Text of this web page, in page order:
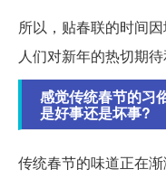
所以，贴春联的时间
人们对新年的热切期待
感觉传统春节的习
是好事还是坏事?
传统春节的味道正在